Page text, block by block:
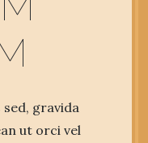
gravida
ut orci vel